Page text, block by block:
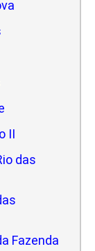
II
das
Fazenda